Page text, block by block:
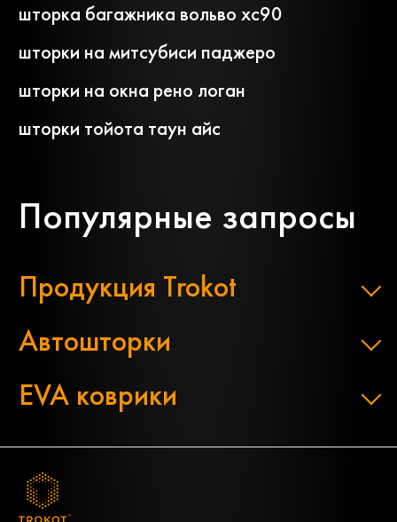
Популярные запросы
Продукция Trokot
Автошторки
EVA коврики
шторка багажника вольво xc90
шторки на митсубиси паджеро
шторки на окна рено логан
шторки тойота таун айс